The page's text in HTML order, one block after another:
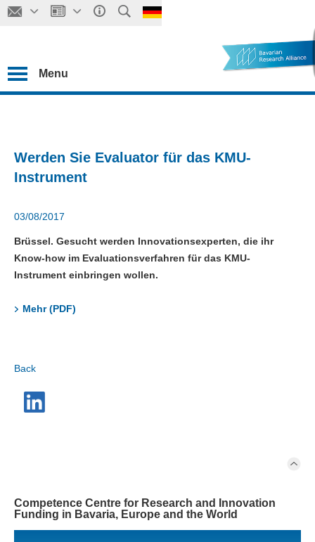
Menu
Werden Sie Evaluator für das KMU-
Instrument
03/08/2017
Brüssel. Gesucht werden Innovationsexperten, die ihr
Know-how im Evaluationsverfahren für das KMU-
Instrument einbringen wollen.
Mehr (PDF)
Back
Competence Centre for Research and Innovation
Funding in Bavaria, Europe and the World